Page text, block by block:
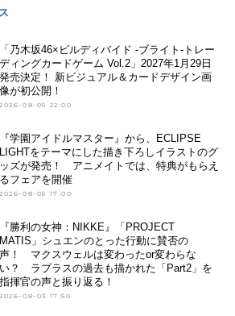
「乃木坂46×ビルディバイド -ブライト-トレー
ディングカードゲーム Vol.2」2027年1月29日
発売決定！ 新ビジュアル＆カードデザイン画
像が初公開！
2026-08-05 22:00
『学園アイドルマスター』から、ECLIPSE
LIGHTをテーマにした描き下ろしイラストのグ
ッズが発売！ アニメイトでは、特典がもらえ
るフェアを開催
2026-08-05 17:00
『勝利の女神：NIKKE』「PROJECT
MATIS」シュエンのとった行動に賛否の
声！ マクスウェルは変わったor変わらな
い？ ラプラスの過去も描かれた「Part2」を
指揮官の声と振り返る！
2026-08-03 17:50